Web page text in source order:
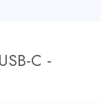
C -